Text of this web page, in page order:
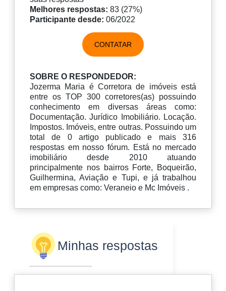
Melhores respostas: 83 (27%)
Participante desde: 06/2022
CONTATAR
SOBRE O RESPONDEDOR:
Jozerma Maria é Corretora de imóveis está
entre os TOP 300 corretores(as) possuindo
conhecimento em diversas áreas como:
Documentação. Jurídico Imobiliário. Locação.
Impostos. Imóveis, entre outras. Possuindo um
total de 0 artigo publicado e mais 316
respostas em nosso fórum. Está no mercado
imobiliário desde 2010 atuando
principalmente nos bairros Forte, Boqueirão,
Guilhermina, Aviação e Tupi, e já trabalhou
em empresas como: Veraneio e Mc Imóveis .
Minhas respostas